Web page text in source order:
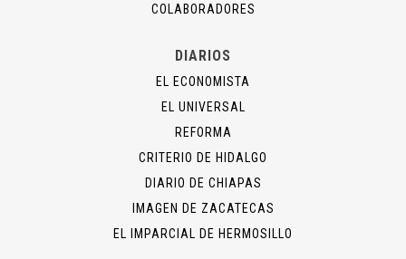
COLABORADORES
DIARIOS
EL ECONOMISTA
EL UNIVERSAL
REFORMA
CRITERIO DE HIDALGO
DIARIO DE CHIAPAS
IMAGEN DE ZACATECAS
EL IMPARCIAL DE HERMOSILLO